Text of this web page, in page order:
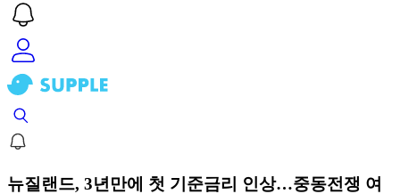
뉴질랜드, 3년만에 첫 기준금리 인상…중동전쟁 여